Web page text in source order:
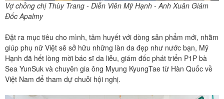
Vợ chồng chị Thùy Trang - Diễn Viên Mỹ Hạnh - Anh Xuân Giám
Đốc Apalmy
Đặt ra mục tiêu cho mình, tâm huyết với dòng sản phẩm mới, nhằm
giúp phụ nữ Việt sẽ sở hữu những làn da đẹp như nước bạn, Mỹ
Hạnh đã hết lòng mời bác sĩ da liễu, giám đốc phát triển P1P bà
Sea YunSuk và chuyên gia ông Myung KyungTae từ Hàn Quốc về
Việt Nam để tham dự chuỗi hội nghị.